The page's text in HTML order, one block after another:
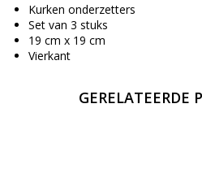
Kurken onderzetters
Set van 3 stuks
19 cm x 19 cm
Vierkant
GERELATEERDE